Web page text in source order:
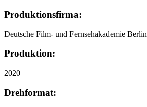
Produktionsfirma:
Deutsche Film- und Fernsehakademie Berlin
Produktion:
2020
Drehformat: